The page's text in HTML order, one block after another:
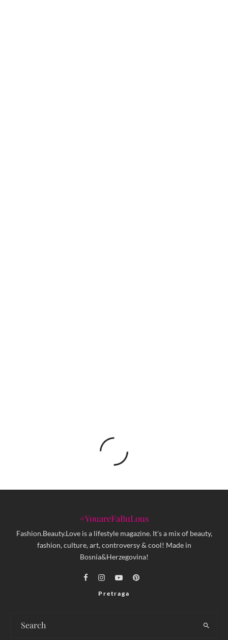
#YouareFaBuLous
Fashion.Beauty.Love is a lifestyle magazine. It's a mix of beauty,
fashion, culture, art, controversy & cool! Made in
Bosnia&Herzegovina!
Pretraga